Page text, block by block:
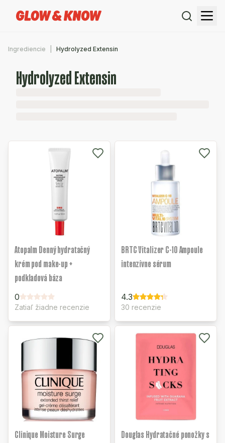
Ingrediencie Hydrolyzed Extensin
Hydrolyzed Extensin
Atopalm Denný hydratačný
krém pod make-up +
podkladová báza
0
Zatiaľ žiadne recenzie
BRTC Vitalizer C-10 Ampoule
intenzívne sérum
4.3
30 recenzie
Clinique Moisture Surge
Douglas Hydratačné ponožky s